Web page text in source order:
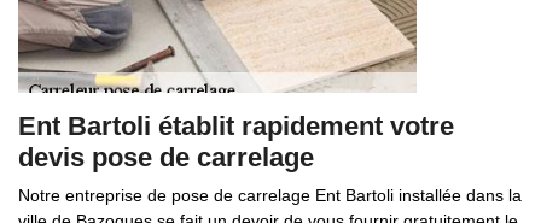
Ent Bartoli établit rapidement votre
devis pose de carrelage
Notre entreprise de pose de carrelage Ent Bartoli installée dans la